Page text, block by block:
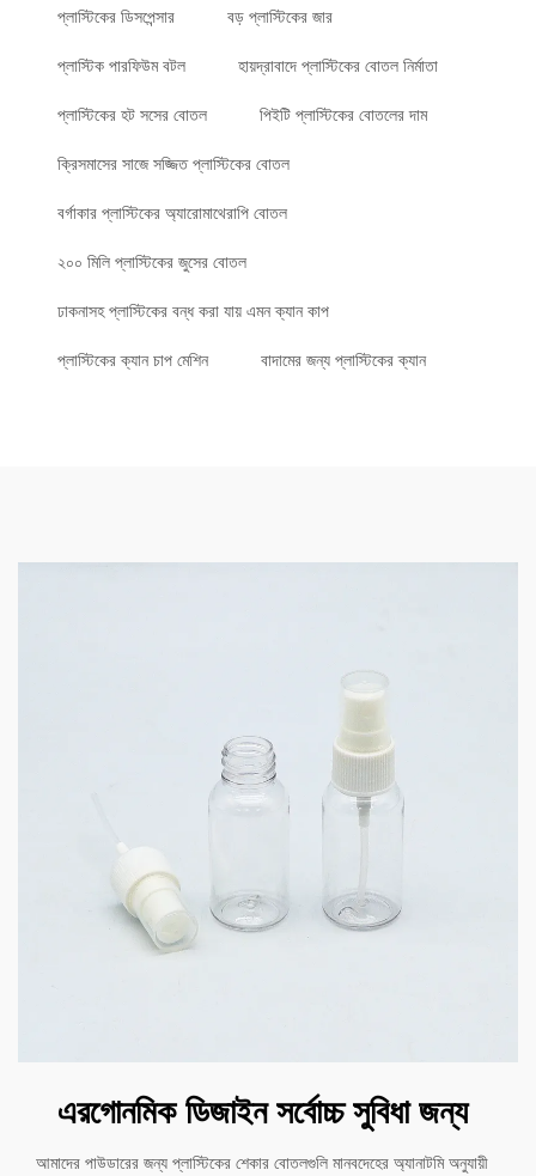
প্লাস্টিকের ডিসপেন্সার বড় প্লাস্টিকের জার
প্লাস্টিক পারফিউম বটল হায়দ্রাবাদে প্লাস্টিকের বোতল নির্মাতা
প্লাস্টিকের হট সসের বোতল পিইটি প্লাস্টিকের বোতলের দাম
ক্রিসমাসের সাজে সজ্জিত প্লাস্টিকের বোতল
বর্গাকার প্লাস্টিকের অ্যারোমাথেরাপি বোতল
২০০ মিলি প্লাস্টিকের জুসের বোতল
ঢাকনাসহ প্লাস্টিকের বন্ধ করা যায় এমন ক্যান কাপ
প্লাস্টিকের ক্যান চাপ মেশিন বাদামের জন্য প্লাস্টিকের ক্যান
এরগোনমিক ডিজাইন সর্বোচ্চ সুবিধা জন্য
আমাদের পাউডারের জন্য প্লাস্টিকের শেকার বোতলগুলি মানবদেহের অ্যানাটমি অনুযায়ী